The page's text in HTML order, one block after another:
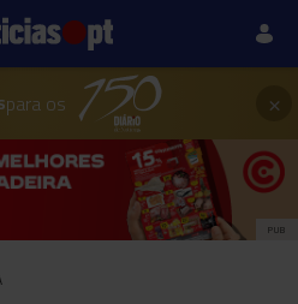
para os ×
PUB